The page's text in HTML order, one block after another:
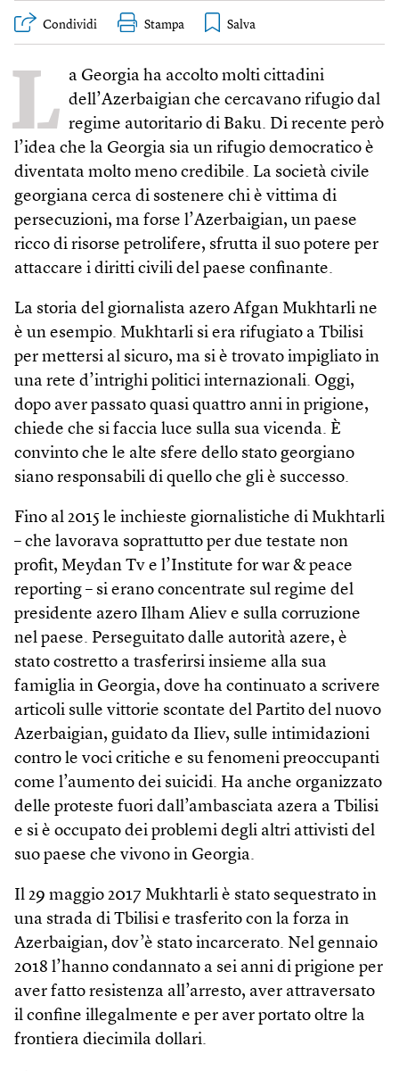
Condividi Stampa
L a Georgia ha accolto molti cittadini
dell’Azerbaigian che cercavano rifugio dal
regime autoritario di Baku. Di recente però
l’idea che la Georgia sia un rifugio democratico è
diventata molto meno credibile. La società civile
georgiana cerca di sostenere chi è vittima di
persecuzioni, ma forse l’Azerbaigian, un paese
ricco di risorse petrolifere, sfrutta il suo potere per
attaccare i diritti civili del paese confinante.
La storia del giornalista azero Afgan Mukhtarli ne
è un esempio. Mukhtarli si era rifugiato a Tbilisi
per mettersi al sicuro, ma si è trovato impigliato in
una rete d’intrighi politici internazionali. Oggi,
dopo aver passato quasi quattro anni in prigione,
chiede che si faccia luce sulla sua vicenda. È
convinto che le alte sfere dello stato georgiano
siano responsabili di quello che gli è successo.
Fino al 2015 le inchieste giornalistiche di Mukhtarli
– che lavorava soprattutto per due testate non
profit, Meydan Tv e l’Institute for war & peace
reporting – si erano concentrate sul regime del
presidente azero Ilham Aliev e sulla corruzione
nel paese. Perseguitato dalle autorità azere, è
stato costretto a trasferirsi insieme alla sua
famiglia in Georgia, dove ha continuato a scrivere
articoli sulle vittorie scontate del Partito del nuovo
Azerbaigian, guidato da Iliev, sulle intimidazioni
contro le voci critiche e su fenomeni preoccupanti
come l’aumento dei suicidi. Ha anche organizzato
delle proteste fuori dall’ambasciata azera a Tbilisi
e si è occupato dei problemi degli altri attivisti del
suo paese che vivono in Georgia.
Il 29 maggio 2017 Mukhtarli è stato sequestrato in
una strada di Tbilisi e trasferito con la forza in
Azerbaigian, dov’è stato incarcerato. Nel gennaio
2018 l’hanno condannato a sei anni di prigione per
aver fatto resistenza all’arresto, aver attraversato
il confine illegalmente e per aver portato oltre la
frontiera diecimila dollari.